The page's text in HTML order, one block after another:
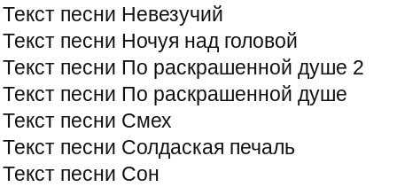
Текст песни Невезучий
Текст песни Ночуя над головой
Текст песни По раскрашенной душе 2
Текст песни По раскрашенной душе
Текст песни Смех
Текст песни Солдаская печаль
Текст песни Сон